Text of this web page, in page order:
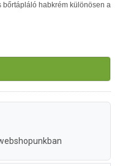
bőrtápláló habkrém különösen a